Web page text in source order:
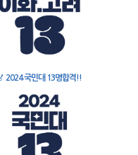
2024 국민대 13명합격!!